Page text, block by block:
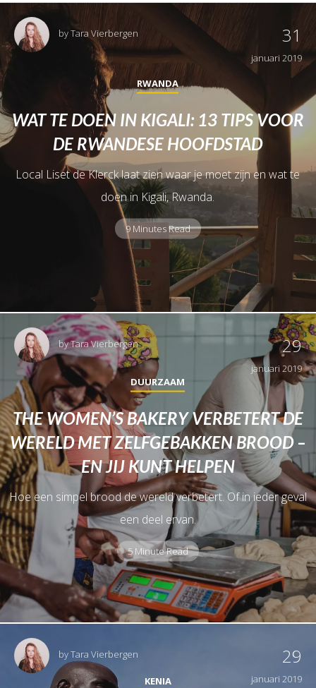
byTara Vierbergen 31
januari 2019
RWANDA
WAT TE DOEN IN KIGALI: 13 TIPS VOOR
DE RWANDESE HOOFDSTAD
Local Liset de Klerck laat zien waar je moet zijn en wat te
doen in Kigali, Rwanda.
9 Minutes Read
byTara Vierbergen 29
januari 2019
DUURZAAM
THE WOMEN’S BAKERY VERBETERT DE
WERELD MET ZELFGEBAKKEN BROOD –
EN JIJ KUNT HELPEN
Hoe een simpel brood de wereld verbetert. Of in ieder geval
een deel ervan.
5 Minute Read
byTara Vierbergen 29
januari 2019
KENIA